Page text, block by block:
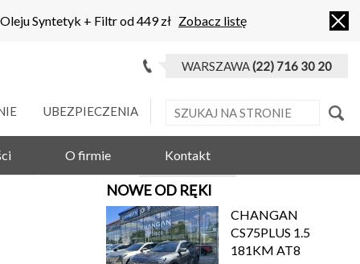
Syntetyk + Filtr od 449 zł Zobacz listę
WARSZAWA(22) 716 30 20
UBEZPIECZENIA
O firmie Kontakt
NOWE OD RĘKI
CHANGAN
CS75PLUS 1.5
181KM AT8